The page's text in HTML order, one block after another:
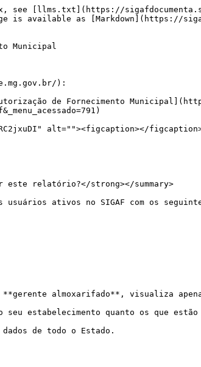
see [llms.txt](https://
is available as [Markdown](https://
Municipal
):
de Fornecimento
alt=""><figcaption></
este relatório?</strong></summary>
ativos no SIGAF com os
almoxarifado**, visualiza
estabelecimento quanto os que estão
de todo o Estado.